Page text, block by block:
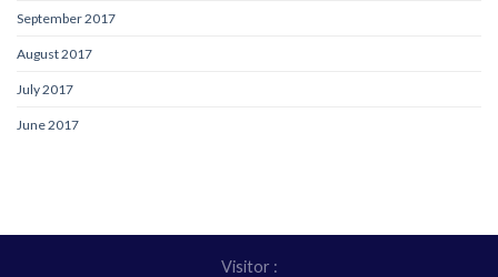
September 2017
August 2017
July 2017
June 2017
Visitor :